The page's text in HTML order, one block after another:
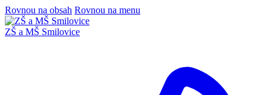
Rovnou na obsah Rovnou na menu
ZŠ a MŠ Smilovice